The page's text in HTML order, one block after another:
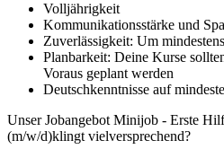
Volljährigkeit
Kommunikationsstärke und
Zuverlässigkeit: Um
Planbarkeit: Deine Kurse
Voraus geplant werden
Deutschkenntnisse auf
Unser Jobangebot Minijob - Erste
(m/w/d)klingt vielversprechend?